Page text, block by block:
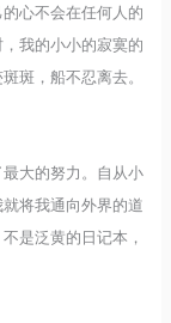
心不会在任何人的
我的小小的寂寞的
斑，船不忍离去。
大的努力。自从小
将我通向外界的道
是泛黄的日记本，